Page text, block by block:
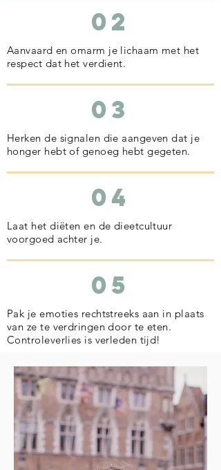
02
Aanvaard en omarm je lichaam met het
respect dat het verdient.
03
Herken de signalen die aangeven dat je
honger hebt of genoeg hebt gegeten.
04
Laat het diëten en de dieetcultuur
voorgoed achter je.
05
Pak je emoties rechtstreeks aan in plaats
van ze te verdringen door te eten.
Controleverlies is verleden tijd!